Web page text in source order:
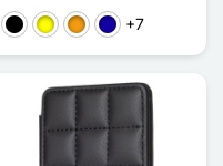
PretoAmareloLaranjaAzul Escuro
+7